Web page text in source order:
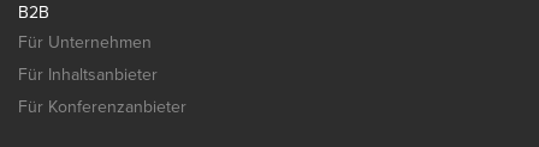
B2B
Für Unternehmen
Für Inhaltsanbieter
Für Konferenzanbieter